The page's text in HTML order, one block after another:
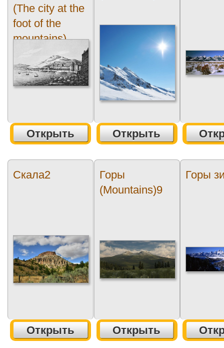
(The city at the
foot of the
mountains)
Открыть Открыть
Скала2
Открыть
Горы
(Mountains)9
Открыть
Горы